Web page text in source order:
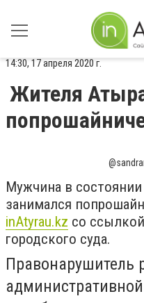
14:30, 17 апреля 2020 г.
Жителя
Мужчина в
занимался
inAtyrau.kz со
городского суда.
Правонарушитель